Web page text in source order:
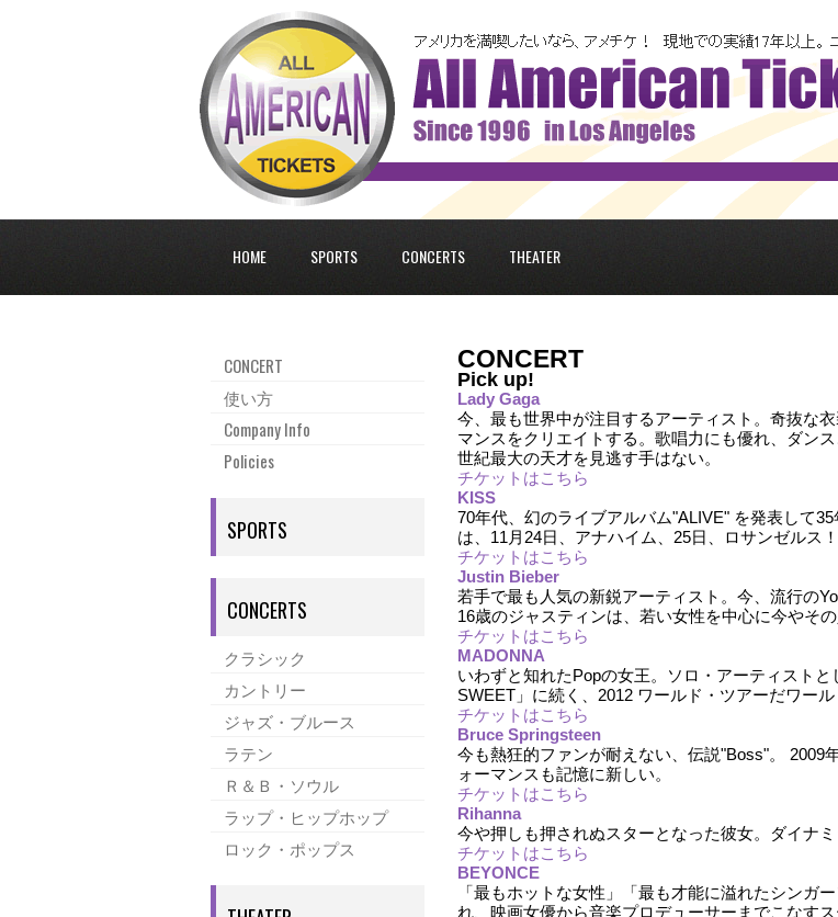
HOME SPORTS CONCERTS THEATER
CONCERT
使い方
Company Info
Policies
SPORTS
CONCERTS
クラシック
カントリー
ジャズ・ブルース
ラテン
Ｒ＆Ｂ・ソウル
ラップ・ヒップホップ
ロック・ポップス
CONCERT
Pick up!
Lady Gaga
今、最も世界中が注目するアーティスト。奇抜な
マンスをクリエイトする。歌唱力にも優れ、ダン
世紀最大の天才を見逃す手はない。
チケットはこちら
KISS
70年代、幻のライブアルバム"ALIVE" を発表して
は、11月24日、アナハイム、25日、ロサンゼルス！
チケットはこちら
Justin Bieber
若手で最も人気の新鋭アーティスト。今、流行の
16歳のジャスティンは、若い女性を中心に今やそ
チケットはこちら
MADONNA
いわずと知れたPopの女王。ソロ・アーティスト
SWEET」に続く、2012 ワールド・ツアーだワー
チケットはこちら
Bruce Springsteen
今も熱狂的ファンが耐えない、伝説"Boss"。 2009
ォーマンスも記憶に新しい。
チケットはこちら
Rihanna
今や押しも押されぬスターとなった彼女。ダイナ
チケットはこちら
BEYONCE
「最もホットな女性」「最も才能に溢れたシンガ
れ、映画女優から音楽プロデューサーまでこなす